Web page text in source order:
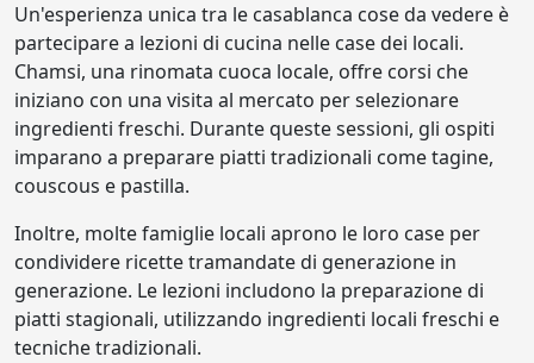
Un'esperienza unica tra le casablanca cose da vedere è
partecipare a lezioni di cucina nelle case dei locali.
Chamsi, una rinomata cuoca locale, offre corsi che
iniziano con una visita al mercato per selezionare
ingredienti freschi. Durante queste sessioni, gli ospiti
imparano a preparare piatti tradizionali come tagine,
couscous e pastilla.
Inoltre, molte famiglie locali aprono le loro case per
condividere ricette tramandate di generazione in
generazione. Le lezioni includono la preparazione di
piatti stagionali, utilizzando ingredienti locali freschi e
tecniche tradizionali.